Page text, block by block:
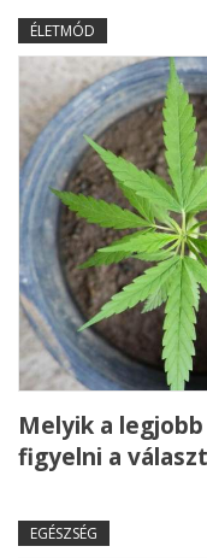
ÉLETMÓD
Melyik a
figyelni a
EGÉSZSÉG